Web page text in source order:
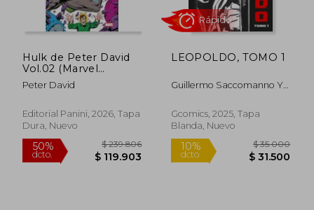
50% $ 226.535 50%
Hulk de Peter David
Vol.02 (Marvel
Omnibus)
Peter David
Editorial Panini, 2026, Tapa
Dura, Nuevo
LEOPOLDO, TOMO 1
Guillermo Saccomanno Y
Mandrafina
Gcomics, 2025, Tapa
Blanda, Nuevo